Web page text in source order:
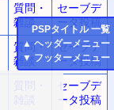
PSPタイトル 一覧
▲ ヘッダーメニュー
▼ フッターメニュー
質問・
雑談
セーブデ
ータ投稿
質問・
雑談
セーブデ
ータ投稿
質問・
雑談
セーブデ
ータ投稿